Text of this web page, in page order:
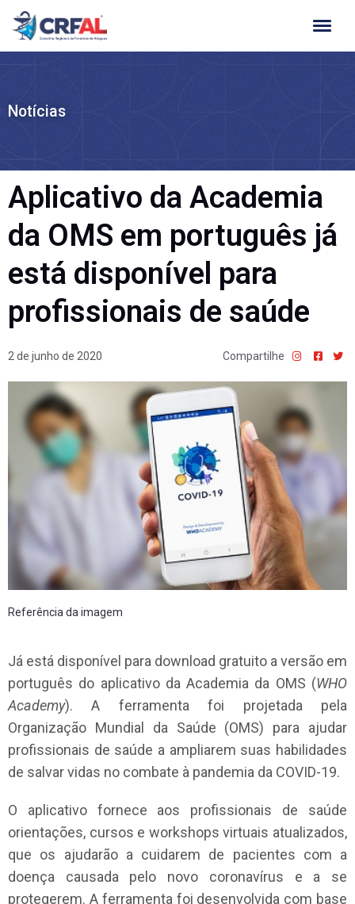
Ir
para
Notícias
Aplicativo da Academia
da OMS em português já
está disponível para
profissionais de saúde
2 de junho de 2020 Compartilhe
Referência da imagem
Já está disponível para download gratuito a versão em
português do aplicativo da Academia da OMS (WHO
Academy). A ferramenta foi projetada pela
Organização Mundial da Saúde (OMS) para ajudar
profissionais de saúde a ampliarem suas habilidades
de salvar vidas no combate à pandemia da COVID-19.
O aplicativo fornece aos profissionais de saúde
orientações, cursos e workshops virtuais atualizados,
que os ajudarão a cuidarem de pacientes com a
doença causada pelo novo coronavírus e a se
protegerem. A ferramenta foi desenvolvida com base